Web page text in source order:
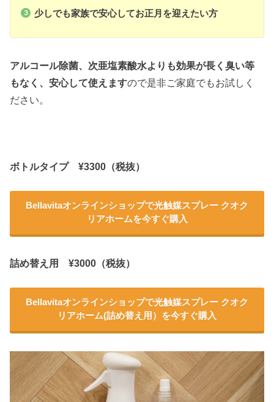
少しでも家族で安心してお正月を迎えたい方
アルコール除菌、次亜塩素酸水よりも効果が長く臭い等
もなく、安心して使えますので是非ご家庭でもお試しく
ださい。
ボトルタイプ¥3300 （税抜）
Bellavitaオンラインショップで光触媒スプレー クオク
リアホームを今すぐ購入
詰め替え用¥3000 （税抜）
Bellavitaオンラインショップで光触媒スプレー クオク
リアホーム(詰め替え用）を今すぐ購入